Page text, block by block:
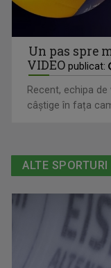
Un pas spre
VIDEO publicat:
Recent, echipa
câștige în fața
ALTE SPORTURI